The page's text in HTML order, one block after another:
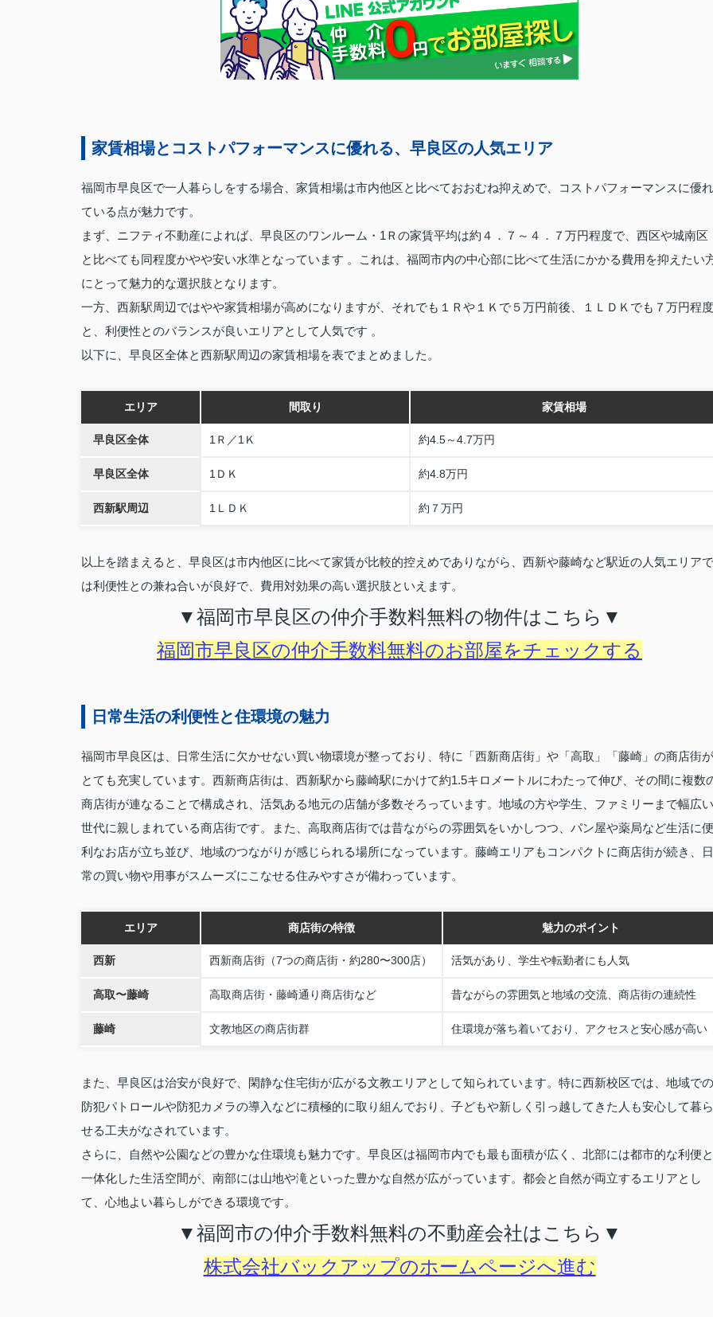
家賃相場とコストパフォーマンスに優れる、早良区の人気エリア
福岡市早良区で一人暮らしをする場合、家賃相場は市内他区と比べておおむね抑えめで、コストパフォーマンスに優れ
ている点が魅力です。
まず、ニフティ不動産によれば、早良区のワンルーム・1Ｒの家賃平均は約４．７～４．７万円程度で、西区や城南区
と比べても同程度かやや安い水準となっています 。これは、福岡市内の中心部に比べて生活にかかる費用を抑えたい
にとって魅力的な選択肢となります。
一方、西新駅周辺ではやや家賃相場が高めになりますが、それでも１Ｒや１Ｋで５万円前後、１ＬＤＫでも７万円程度
と、利便性とのバランスが良いエリアとして人気です 。
以下に、早良区全体と西新駅周辺の家賃相場を表でまとめました。
エリア 間取り 家賃相場
早良区全体 1Ｒ／1Ｋ 約4.5～4.7万円
早良区全体 1ＤＫ 約4.8万円
西新駅周辺 1ＬＤＫ 約７万円
以上を踏まえると、早良区は市内他区に比べて家賃が比較的控えめでありながら、西新や藤崎など駅近の人気エリアで
は利便性との兼ね合いが良好で、費用対効果の高い選択肢といえます。
▼福岡市早良区の仲介手数料無料の物件はこちら▼
福岡市早良区の仲介手数料無料のお部屋をチェックする
日常生活の利便性と住環境の魅力
福岡市早良区は、日常生活に欠かせない買い物環境が整っており、特に「西新商店街」や「高取」「藤崎」の商店街が
とても充実しています。西新商店街は、西新駅から藤崎駅にかけて約1.5キロメートルにわたって伸び、その間に複数
商店街が連なることで構成され、活気ある地元の店舗が多数そろっています。地域の方や学生、ファミリーまで幅広い
世代に親しまれている商店街です。また、高取商店街では昔ながらの雰囲気をいかしつつ、パン屋や薬局など生活に便
利なお店が立ち並び、地域のつながりが感じられる場所になっています。藤崎エリアもコンパクトに商店街が続き、日
常の買い物や用事がスムーズにこなせる住みやすさが備わっています。
エリア 商店街の特徴 魅力のポイント
西新 西新商店街（7つの商店街・約280〜300店） 活気があり、学生や転勤者にも人気
高取〜藤崎 高取商店街・藤崎通り商店街など 昔ながらの雰囲気と地域の交流、商店街の連続性
藤崎 文教地区の商店街群 住環境が落ち着いており、アクセスと安心感が高い
また、早良区は治安が良好で、閑静な住宅街が広がる文教エリアとして知られています。特に西新校区では、地域での
防犯パトロールや防犯カメラの導入などに積極的に取り組んでおり、子どもや新しく引っ越してきた人も安心して暮ら
せる工夫がなされています。
さらに、自然や公園などの豊かな住環境も魅力です。早良区は福岡市内でも最も面積が広く、北部には都市的な利便と
一体化した生活空間が、南部には山地や滝といった豊かな自然が広がっています。都会と自然が両立するエリアとし
て、心地よい暮らしができる環境です。
▼福岡市の仲介手数料無料の不動産会社はこちら▼
株式会社バックアップのホームページへ進む